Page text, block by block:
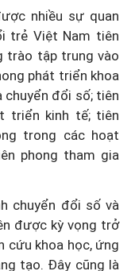
nhiều sự quan
trẻ Việt Nam tiên
trào tập trung vào
phát triển khoa
chuyển đổi số; tiên
triển kinh tế; tiên
trong các hoạt
phong tham gia
chuyển đổi số và
được kỳ vọng trở
cứu khoa học, ứng
tạo. Đây cũng là